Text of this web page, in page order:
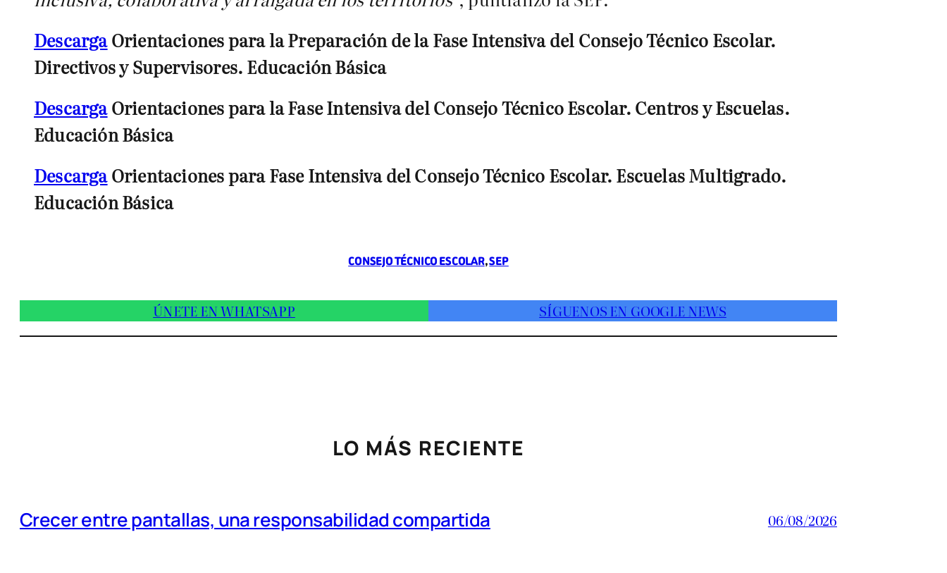
DescargaOrientaciones para la Preparación de la Fase Intensiva del Consejo Técnico Escolar.
Directivos y Supervisores. Educación Básica
DescargaOrientaciones para la Fase Intensiva del Consejo Técnico Escolar. Centros y Escuelas.
Educación Básica
DescargaOrientaciones para Fase Intensiva del Consejo Técnico Escolar. Escuelas Multigrado.
Educación Básica
CONSEJO TÉCNICO ESCOLAR, SEP
ÚNETE EN WHATSAPP SÍGUENOS EN GOOGLE NEWS
LO MÁS RECIENTE
Crecer entre pantallas, una responsabilidad compartida 06/08/2026